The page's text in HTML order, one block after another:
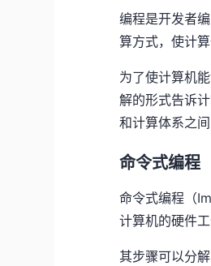
编程是开发者
算方式，使计
为了使计算机
解的形式告诉
和计算体系之
命令式编程
命令式编程（
计算机的硬件
其步骤可以分